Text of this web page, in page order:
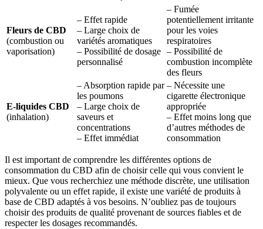
Fleurs de CBD
(combustion ou
vaporisation)
– Effet rapide
– Large choix de
variétés aromatiques
– Possibilité de dosage
personnalisé
– Fumée
potentiellement irritante
pour les voies
respiratoires
– Possibilité de
combustion incomplète
des fleurs
E-liquides CBD
(inhalation)
– Absorption rapide par
les poumons
– Large choix de
saveurs et
concentrations
– Effet immédiat
– Nécessite une
cigarette électronique
appropriée
– Effet moins long que
d’autres méthodes de
consommation
Il est important de comprendre les différentes options de
consommation du CBD afin de choisir celle qui vous convient le
mieux. Que vous recherchiez une méthode discrète, une utilisation
polyvalente ou un effet rapide, il existe une variété de produits à
base de CBD adaptés à vos besoins. N’oubliez pas de toujours
choisir des produits de qualité provenant de sources fiables et de
respecter les dosages recommandés.